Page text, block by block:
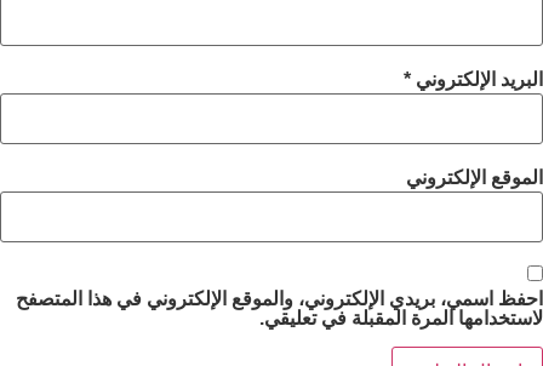
البريد الإلكتروني *
الموقع الإلكتروني
احفظ اسمي، بريدي الإلكتروني، والموقع الإلكتروني في هذا المتصفح
لاستخدامها المرة المقبلة في تعليقي.